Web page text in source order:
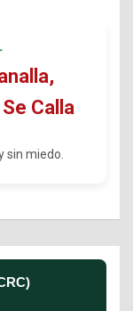
Calla
sin miedo.